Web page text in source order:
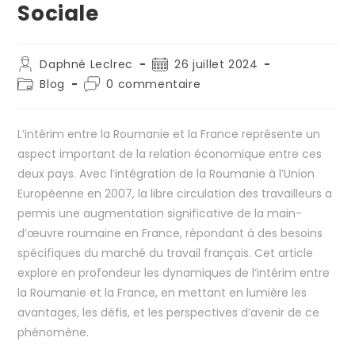
Sociale
Daphné Leclrec
26 juillet 2024
Blog
0 commentaire
L’intérim entre la Roumanie et la France représente un
aspect important de la relation économique entre ces
deux pays. Avec l’intégration de la Roumanie à l’Union
Européenne en 2007, la libre circulation des travailleurs a
permis une augmentation significative de la main-
d’œuvre roumaine en France, répondant à des besoins
spécifiques du marché du travail français. Cet article
explore en profondeur les dynamiques de l’intérim entre
la Roumanie et la France, en mettant en lumière les
avantages, les défis, et les perspectives d’avenir de ce
phénomène.